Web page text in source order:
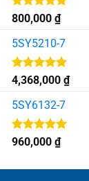
Được xếp
hạng
5.00
5 sao
800,000 ₫
5SY5210-7
Được xếp
hạng 5.00
5 sao
4,368,000 ₫
5SY6132-7
Được xếp
hạng
5.00
960,000 ₫